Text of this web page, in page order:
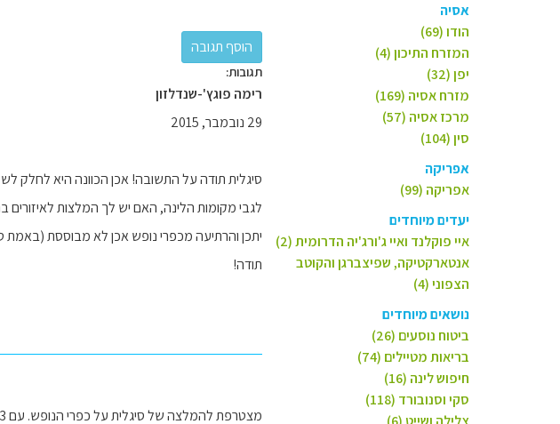
אסיה
הודו (69)
המזרח התיכון (4)
יפן (32)
מזרח אסיה (169)
מרכז אסיה (57)
סין (104)
אפריקה
אפריקה (99)
יעדים מיוחדים
איי פוקלנד ואיי ג'ורג'יה הדרומית (2)
אנטארקטיקה, שפיצברגן והקוטב
הצפוני (4)
נושאים מיוחדים
ביטוח נוסעים (26)
בריאות מטיילים (74)
חיפוש לינה (16)
סקי וסנובורד (118)
תגובות:
רימה פוגץ'-שנדלזון
29 נובמבר, 2015
סיגלית תודה על התשובה! אכן הכוונה היא לחלק
לגבי מקומות הלינה, האם יש לך המלצות
יתכן והרתיעה מכפרי נופש אכן לא מבוססת
תודה!
מצטרפת להמלצה של סיגלית על כפרי הנופש. עם 3 קטנטנים זה הכי נכון לכם.